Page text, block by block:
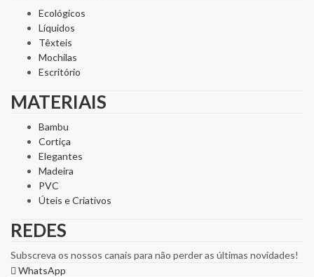
Ecológicos
Líquidos
Têxteis
Mochilas
Escritório
MATERIAIS
Bambu
Cortiça
Elegantes
Madeira
PVC
Úteis e Criativos
REDES
Subscreva os nossos canais para não perder as últimas novidades!
WhatsApp